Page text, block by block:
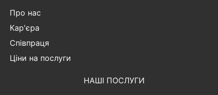
Про нас
Кар'єра
Співпраця
Ціни на послуги
НАШІ ПОСЛУГИ